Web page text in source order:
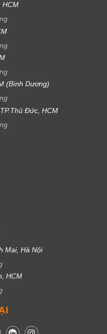
HCM
(Bình Dương)
Đức, HCM
Mai, Hà Nội
HCM